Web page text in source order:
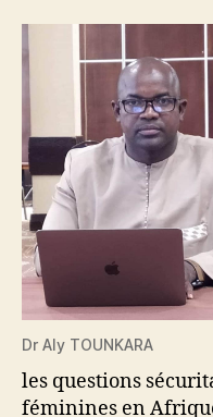
Dr Aly TOUNKARA
les questions
féminines en